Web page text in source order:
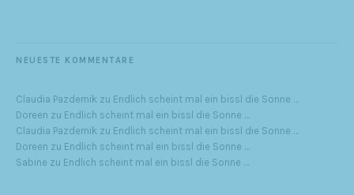
NEUESTE KOMMENTARE
Claudia Pazdernik zu Endlich scheint mal ein bissl die Sonne …
Doreen zu Endlich scheint mal ein bissl die Sonne …
Claudia Pazdernik zu Endlich scheint mal ein bissl die Sonne …
Doreen zu Endlich scheint mal ein bissl die Sonne …
Sabine zu Endlich scheint mal ein bissl die Sonne …